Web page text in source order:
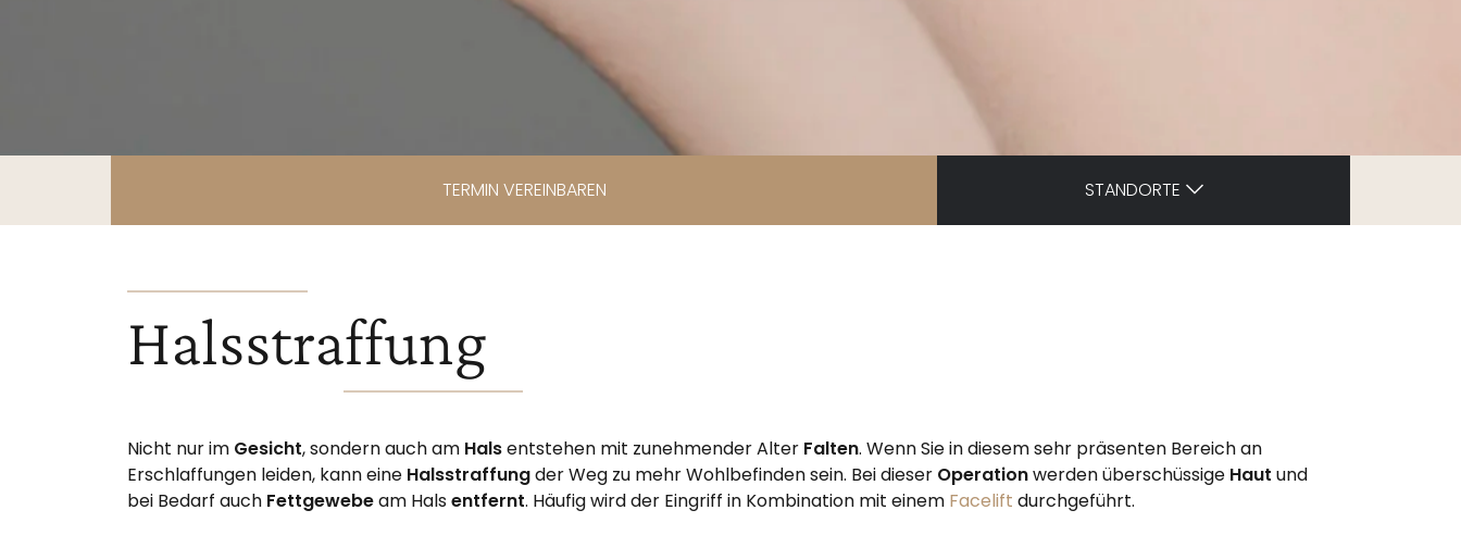
TERMIN VEREINBAREN STANDORTE
Halsstraffung
Nicht nur im Gesicht, sondern auch am Halsentstehen mit zunehmender Alter Falten. Wenn Sie in diesem sehr präsenten Bereich an
Erschlaffungen leiden, kann eine Halsstraffungder Weg zu mehr Wohlbefinden sein. Bei dieser Operationwerden überschüssige Haut und
bei Bedarf auch Fettgewebeam Halsentfernt. Häufig wird der Eingriff in Kombination mit einem Facelift durchgeführt.